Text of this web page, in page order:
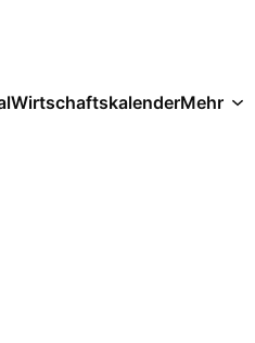
WirtschaftskalenderMehr